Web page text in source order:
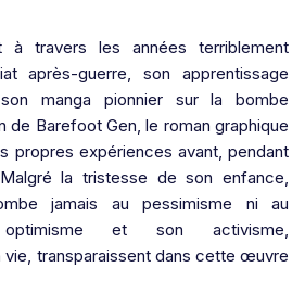
travers les années terriblement
après-guerre, son apprentissage
manga pionnier sur la bombe
de Barefoot Gen, le roman graphique
propres expériences avant, pendant
la tristesse de son enfance,
jamais au pessimisme ni au
et son activisme,
transparaissent dans cette œuvre